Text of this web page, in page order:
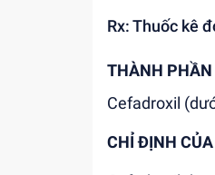
Rx: Thuốc kê
THÀNH PHẦN
Cefadroxil
CHỈ ĐỊNH CỦA